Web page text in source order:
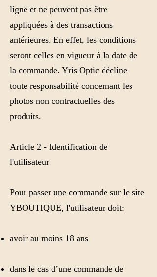
ligne et ne peuvent pas être
appliquées à des transactions
antérieures. En effet, les conditions
seront celles en vigueur à la date de
la commande. Yris Optic décline
toute responsabilité concernant les
photos non contractuelles des
produits.
Article 2 - Identification de
l'utilisateur
Pour passer une commande sur le site
YBOUTIQUE, l'utilisateur doit:
avoir au moins 18 ans
dans le cas d’une commande de